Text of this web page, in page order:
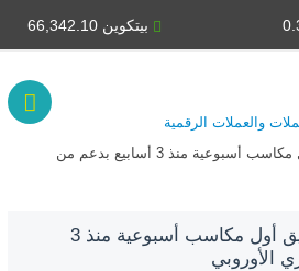
بيتكوين 66,342.10
والعملات الرقمية
اليورو في طريقه لتحقيق أول مكاسب أسبوعية منذ 3 أسابيع بدعم من
اليورو في طريقه لتحقيق أول مكاسب أسبوعية منذ 3
الأوروبي